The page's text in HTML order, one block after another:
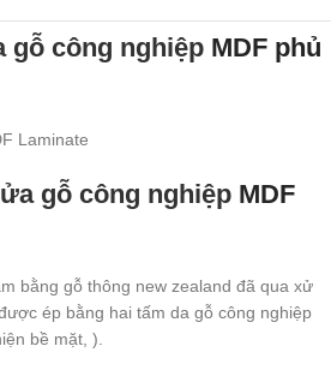
gỗ công nghiệp MDF phủ
Laminate
gỗ công nghiệp MDF
bằng gỗ thông new zealand đã qua xử
ép bằng hai tấm da gỗ công nghiệp
bề mặt, ).